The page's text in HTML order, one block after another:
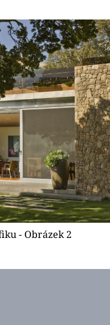
- Obrázek 2